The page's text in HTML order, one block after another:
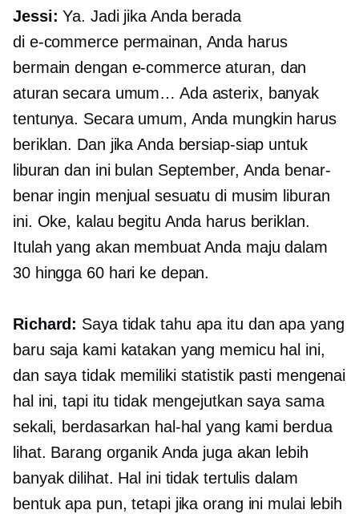
Jessi: Ya. Jadi jika Anda berada
di e-commercepermainan, Anda harus
bermain dengan e-commerceaturan, dan
aturan secara umum… Ada asterix, banyak
tentunya. Secara umum, Anda mungkin harus
beriklan. Dan jika Anda bersiap-siap untuk
liburan dan ini bulan September, Anda benar-
benar ingin menjual sesuatu di musim liburan
ini. Oke, kalau begitu Anda harus beriklan.
Itulah yang akan membuat Anda maju dalam
30 hingga 60 hari ke depan.
Richard: Saya tidak tahu apa itu dan apa yang
baru saja kami katakan yang memicu hal ini,
dan saya tidak memiliki statistik pasti mengenai
hal ini, tapi itu tidak mengejutkan saya sama
sekali, berdasarkan hal-hal yang kami berdua
lihat. Barang organik Anda juga akan lebih
banyak dilihat. Hal ini tidak tertulis dalam
bentuk apa pun, tetapi jika orang ini mulai lebih